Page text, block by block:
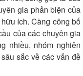
máy
gia phản biện của
ích. Càng công bố
của các chuyên gia
nhiều, nhóm nghiên
sắc về các vấn đề